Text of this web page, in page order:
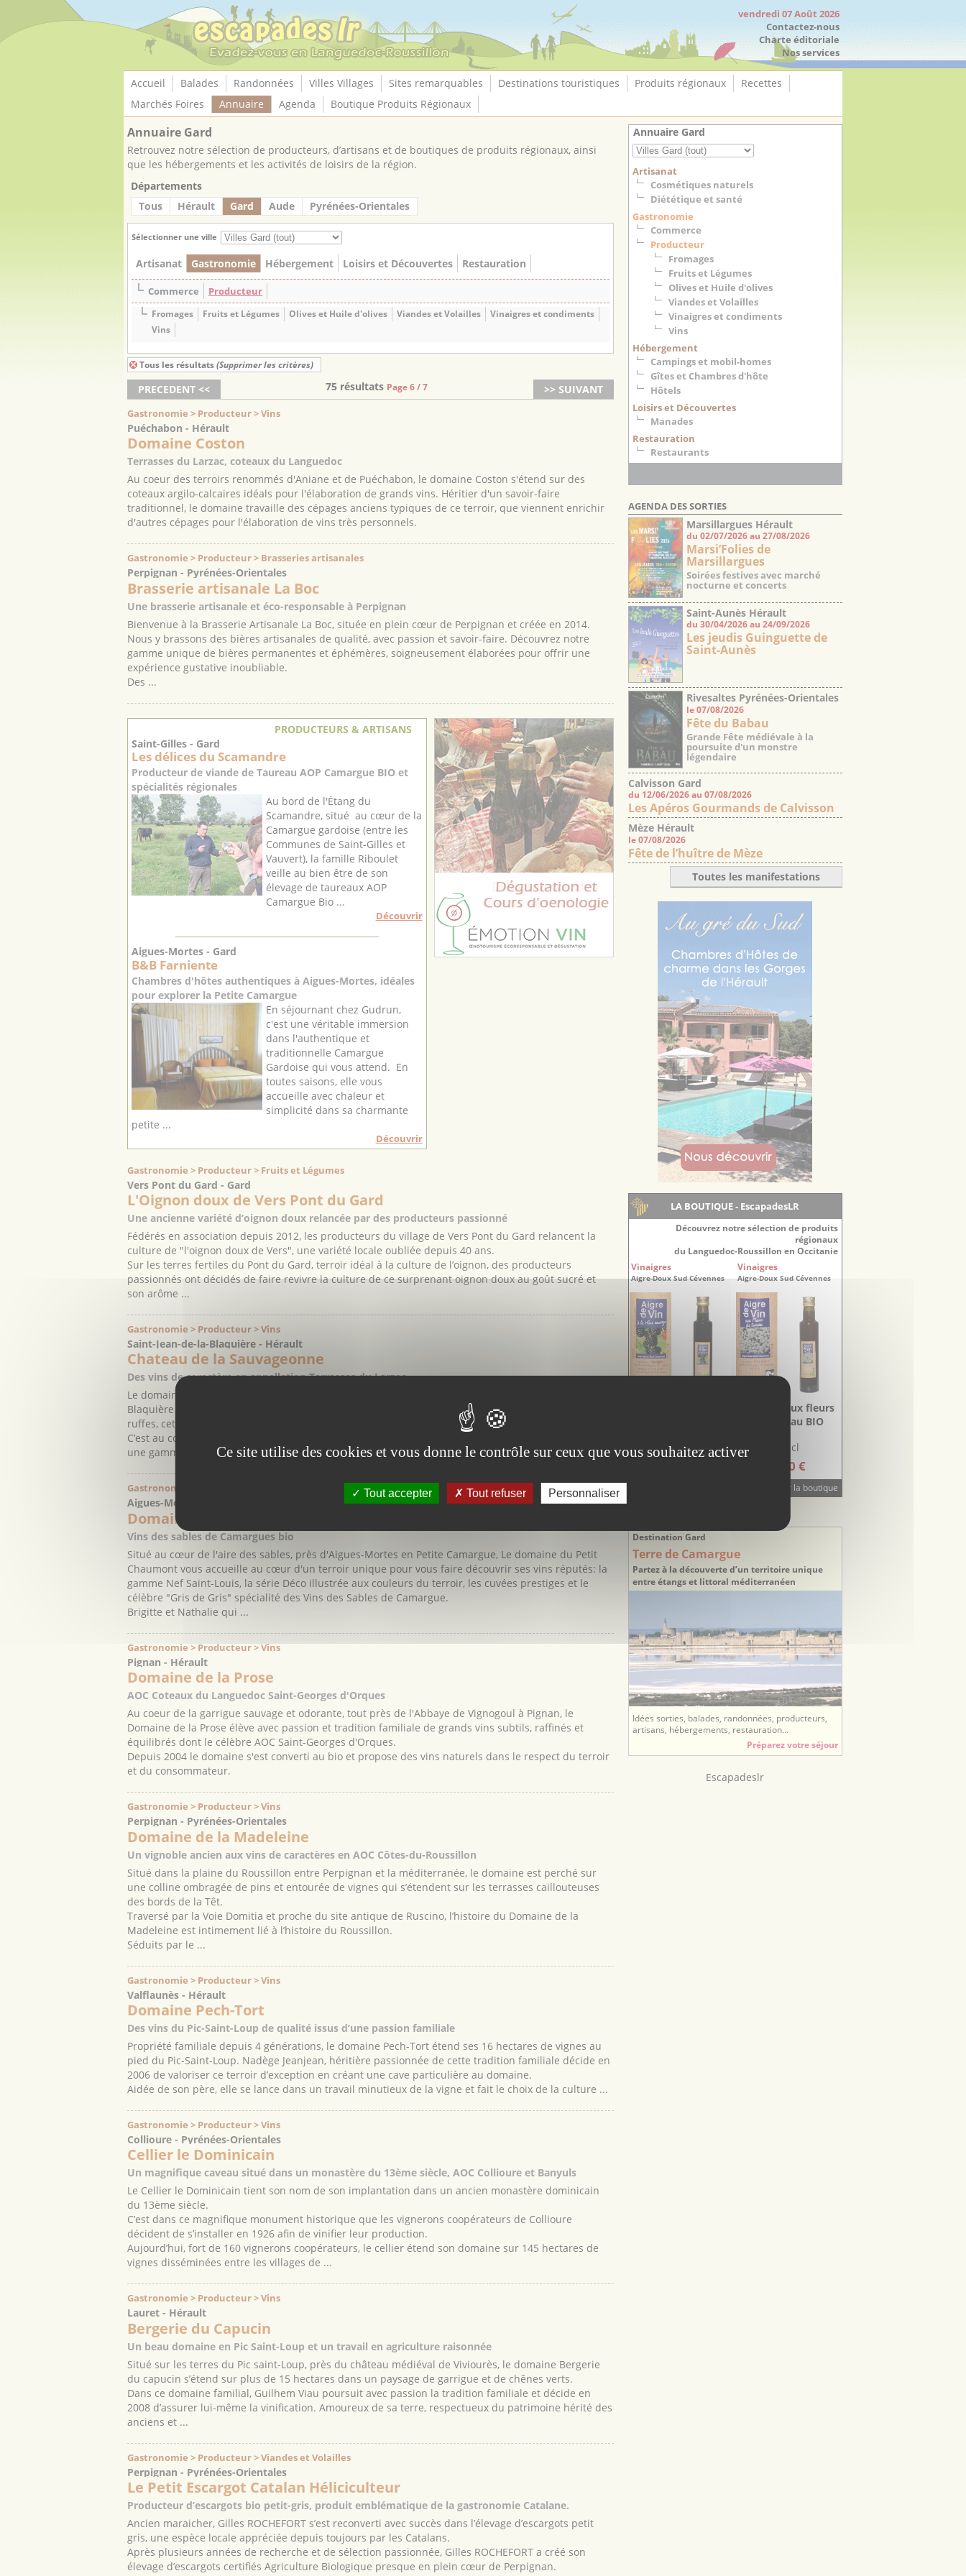
vendredi 07 Août 2026
Contactez-nous
Charte éditoriale
Nos services
Accueil Balades Randonnées Villes Villages Sites remarquables Destinations touristiques Produits régionaux
Recettes
Marchés Foires
Annuaire Agenda Boutique Produits Régionaux
Annuaire Gard
Retrouvez notre sélection de producteurs, d’artisans et de boutiques de produits régionaux, ainsi
que les hébergements et les activités de loisirs de la région.
Départements
Tous
Hérault Gard Aude Pyrénées-Orientales
Sélectionner une ville
Artisanat Gastronomie Hébergement Loisirs et Découvertes Restauration
Commerce Producteur
Fromages Fruits et Légumes Olives et Huile d'olives Viandes et Volailles
Vinaigres et condiments
Vins
Tous les résultats (Supprimer les critères)
PRECEDENT << >> SUIVANT
75 résultats Page 6 / 7
Gastronomie > Producteur > Vins
Puéchabon - Hérault
Domaine Coston
Terrasses du Larzac, coteaux du Languedoc
Au coeur des terroirs renommés d'Aniane et de Puéchabon, le domaine Coston s'étend sur des
coteaux argilo-calcaires idéals pour l'élaboration de grands vins. Héritier d'un savoir-faire
traditionnel, le domaine travaille des cépages anciens typiques de ce terroir, que viennent enrichir
d'autres cépages pour l'élaboration de vins très personnels.
Gastronomie > Producteur > Brasseries artisanales
Perpignan - Pyrénées-Orientales
Brasserie artisanale La Boc
Une brasserie artisanale et éco-responsable à Perpignan
Bienvenue à la Brasserie Artisanale La Boc, située en plein cœur de Perpignan et créée en 2014.
Nous y brassons des bières artisanales de qualité, avec passion et savoir-faire. Découvrez notre
gamme unique de bières permanentes et éphémères, soigneusement élaborées pour offrir une
expérience gustative inoubliable.
Des ...
PRODUCTEURS & ARTISANS
Saint-Gilles - Gard
Les délices du Scamandre
Producteur de viande de Taureau AOP Camargue BIO et
spécialités régionales
Au bord de l'Étang du
Scamandre, situé au cœur de la
Camargue gardoise (entre les
Communes de Saint-Gilles et
Vauvert), la famille Riboulet
veille au bien être de son
élevage de taureaux AOP
Camargue Bio ...
Découvrir
Aigues-Mortes - Gard
B&B Farniente
Chambres d'hôtes authentiques à Aigues-Mortes, idéales
pour explorer la Petite Camargue
En séjournant chez Gudrun,
c'est une véritable immersion
dans l'authentique et
traditionnelle Camargue
Gardoise qui vous attend. En
toutes saisons, elle vous
accueille avec chaleur et
simplicité dans sa charmante
petite ...
Découvrir
Gastronomie > Producteur > Fruits et Légumes
Vers Pont du Gard - Gard
L'Oignon doux de Vers Pont du Gard
Une ancienne variété d’oignon doux relancée par des producteurs passionné
Fédérés en association depuis 2012, les producteurs du village de Vers Pont du Gard relancent la
culture de "l'oignon doux de Vers", une variété locale oubliée depuis 40 ans.
Sur les terres fertiles du Pont du Gard, terroir idéal à la culture de l’oignon, des producteurs
passionnés ont décidés de faire revivre la culture de ce surprenant oignon doux au goût sucré et
son arôme ...
Gastronomie > Producteur > Vins
Saint-Jean-de-la-Blaquière - Hérault
Chateau de la Sauvageonne
Des vins de caractère en appellation Terrasses du Larzac
Le domaine Château La Sauvageonne est situé près du joli village médiéval de Saint-Jean-de-la-
Blaquière ; au cœur d’un étonnant environnement de strates, ravines et canyons formés par les
ruffes, cette terre rouge brique qui fait la spécificité de ce lieu haut en couleurs.
C’est au cœur de ce terroir d’exception que le domaine conduit ses vignes en biodynamie pour offrir
une gamme de ...
Gastronomie > Producteur > Vins
Aigues-Mortes - Gard
Domaine du Petit Chaumont
Vins des sables de Camargues bio
Situé au cœur de l'aire des sables, près d'Aigues-Mortes en Petite Camargue, Le domaine du Petit
Chaumont vous accueille au cœur d'un terroir unique pour vous faire découvrir ses vins réputés: la
gamme Nef Saint-Louis, la série Déco illustrée aux couleurs du terroir, les cuvées prestiges et le
célèbre "Gris de Gris" spécialité des Vins des Sables de Camargue.
Brigitte et Nathalie qui ...
Gastronomie > Producteur > Vins
Pignan - Hérault
Domaine de la Prose
AOC Coteaux du Languedoc Saint-Georges d'Orques
Au coeur de la garrigue sauvage et odorante, tout près de l'Abbaye de Vignogoul à Pignan, le
Domaine de la Prose élève avec passion et tradition familiale de grands vins subtils, raffinés et
équilibrés dont le célèbre AOC Saint-Georges d'Orques.
Depuis 2004 le domaine s'est converti au bio et propose des vins naturels dans le respect du terroir
et du consommateur.
Gastronomie > Producteur > Vins
Perpignan - Pyrénées-Orientales
Domaine de la Madeleine
Un vignoble ancien aux vins de caractères en AOC Côtes-du-Roussillon
Situé dans la plaine du Roussillon entre Perpignan et la méditerranée, le domaine est perché sur
une colline ombragée de pins et entourée de vignes qui s’étendent sur les terrasses caillouteuses
des bords de la Têt.
Traversé par la Voie Domitia et proche du site antique de Ruscino, l’histoire du Domaine de la
Madeleine est intimement lié à l’histoire du Roussillon.
Séduits par le ...
Gastronomie > Producteur > Vins
Valflaunès - Hérault
Domaine Pech-Tort
Des vins du Pic-Saint-Loup de qualité issus d’une passion familiale
Propriété familiale depuis 4 générations, le domaine Pech-Tort étend ses 16 hectares de vignes au
pied du Pic-Saint-Loup. Nadège Jeanjean, héritière passionnée de cette tradition familiale décide en
2006 de valoriser ce terroir d’exception en créant une cave particulière au domaine.
Aidée de son père, elle se lance dans un travail minutieux de la vigne et fait le choix de la culture ...
Gastronomie > Producteur > Vins
Collioure - Pyrénées-Orientales
Cellier le Dominicain
Un magnifique caveau situé dans un monastère du 13ème siècle, AOC Collioure et Banyuls
Le Cellier le Dominicain tient son nom de son implantation dans un ancien monastère dominicain
du 13ème siècle.
C’est dans ce magnifique monument historique que les vignerons coopérateurs de Collioure
décident de s’installer en 1926 afin de vinifier leur production.
Aujourd’hui, fort de 160 vignerons coopérateurs, le cellier étend son domaine sur 145 hectares de
vignes disséminées entre les villages de ...
Gastronomie > Producteur > Vins
Lauret - Hérault
Bergerie du Capucin
Un beau domaine en Pic Saint-Loup et un travail en agriculture raisonnée
Situé sur les terres du Pic saint-Loup, près du château médiéval de Viviourès, le domaine Bergerie
du capucin s’étend sur plus de 15 hectares dans un paysage de garrigue et de chênes verts.
Dans ce domaine familial, Guilhem Viau poursuit avec passion la tradition familiale et décide en
2008 d’assurer lui-même la vinification. Amoureux de sa terre, respectueux du patrimoine hérité des
anciens et ...
Gastronomie > Producteur > Viandes et Volailles
Perpignan - Pyrénées-Orientales
Le Petit Escargot Catalan Héliciculteur
Producteur d’escargots bio petit-gris, produit emblématique de la gastronomie Catalane.
Ancien maraicher, Gilles ROCHEFORT s’est reconverti avec succès dans l’élevage d’escargots petit
gris, une espèce locale appréciée depuis toujours par les Catalans.
Après plusieurs années de recherche et de sélection passionnée, Gilles ROCHEFORT a créé son
élevage d’escargots certifiés Agriculture Biologique presque en plein cœur de Perpignan.
Annuaire Gard
Artisanat
Cosmétiques naturels
Diététique et santé
Gastronomie
Commerce
Producteur
Fromages
Fruits et Légumes
Olives et Huile d'olives
Viandes et Volailles
Vinaigres et condiments
Vins
Hébergement
Campings et mobil-homes
Gîtes et Chambres d'hôte
Hôtels
Loisirs et Découvertes
Manades
Restauration
Restaurants
AGENDA DES SORTIES
Marsillargues Hérault
du 02/07/2026 au 27/08/2026
Marsi’Folies de
Marsillargues
Soirées festives avec marché
nocturne et concerts
Saint-Aunès Hérault
du 30/04/2026 au 24/09/2026
Les jeudis Guinguette de
Saint-Aunès
Rivesaltes Pyrénées-Orientales
le 07/08/2026
Fête du Babau
Grande Fête médiévale à la
poursuite d'un monstre
légendaire
Calvisson Gard
du 12/06/2026 au 07/08/2026
Les Apéros Gourmands de Calvisson
Mèze Hérault
le 07/08/2026
Fête de l’huître de Mèze
Toutes les manifestations
LA BOUTIQUE - EscapadesLR
Découvrez notre sélection de produits
régionaux
du Languedoc-Roussillon en Occitanie
Vinaigres
Aigre-Doux Sud Cévennes
25 cl
Vinaigres
Aigre-Doux Sud Cévennes
Vinaigre aux fleurs
de Sureau BIO
25 cl
5.20 €
Visiter la boutique
Destination Gard
Terre de Camargue
Partez à la découverte d’un territoire unique
entre étangs et littoral méditerranéen
Idées sorties, balades, randonnées, producteurs,
artisans, hébergements, restauration...
Préparez votre séjour
Escapadeslr
Panneau de gestion des cookies
Ce site utilise des cookies et vous donne le contrôle sur ceux que vous souhaitez activer
Tout accepter Tout refuser Personnaliser